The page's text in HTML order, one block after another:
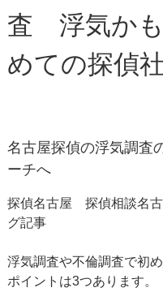
査 浮気かも
めての探偵
名古屋探偵の浮気調査
ーチへ
探偵名古屋 探偵相談名
グ記事
浮気調査や不倫調査で初
ポイントは3つあります